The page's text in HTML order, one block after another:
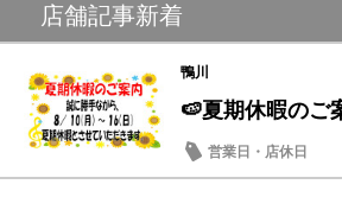
店舗記事新着
鴨川
🍉夏期休暇のご
営業日・店休日